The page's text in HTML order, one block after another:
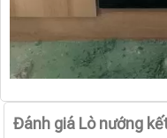
Đánh giá Lò nướng